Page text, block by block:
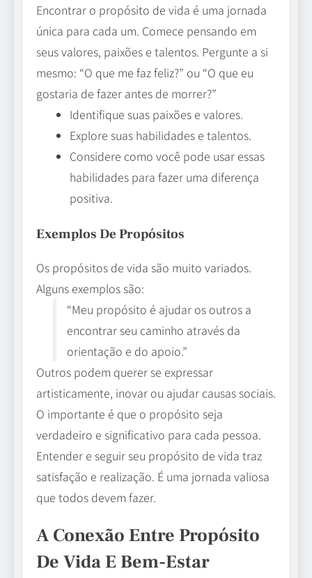
Encontrar o propósito de vida é uma jornada
única para cada um. Comece pensando em
seus valores, paixões e talentos. Pergunte a si
mesmo: “O que me faz feliz?” ou “O que eu
gostaria de fazer antes de morrer?”
Identifique suas paixões e valores.
Explore suas habilidades e talentos.
Considere como você pode usar essas
habilidades para fazer uma diferença
positiva.
Exemplos De Propósitos
Os propósitos de vida são muito variados.
Alguns exemplos são:
“Meu propósito é ajudar os outros a
encontrar seu caminho através da
orientação e do apoio.”
Outros podem querer se expressar
artisticamente, inovar ou ajudar causas sociais.
O importante é que o propósito seja
verdadeiro e significativo para cada pessoa.
Entender e seguir seu propósito de vida traz
satisfação e realização. É uma jornada valiosa
que todos devem fazer.
A Conexão Entre Propósito
De Vida E Bem-Estar